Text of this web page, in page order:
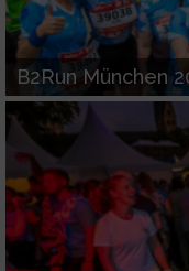
B2Run München